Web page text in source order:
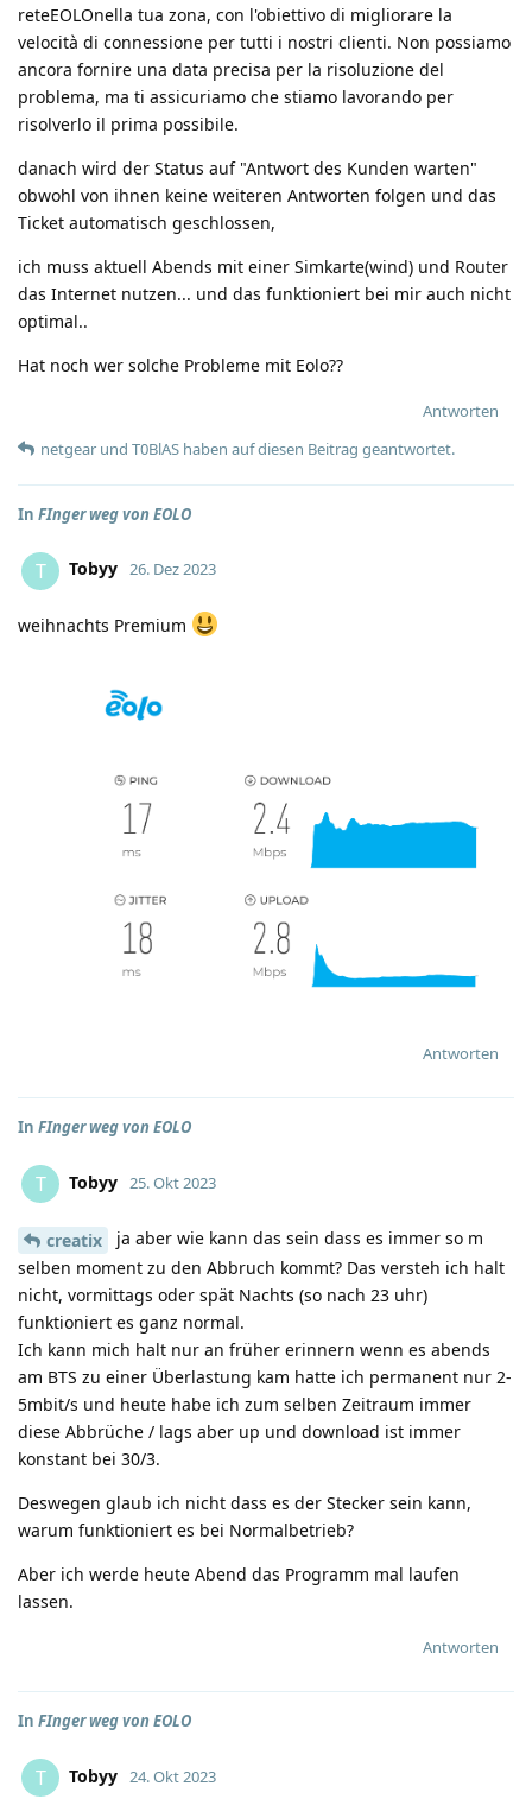
reteEOLOnella tua zona, con l'obiettivo di migliorare la
velocità di connessione per tutti i nostri clienti. Non possiamo
ancora fornire una data precisa per la risoluzione del
problema, ma ti assicuriamo che stiamo lavorando per
risolverlo il prima possibile.
danach wird der Status auf "Antwort des Kunden warten"
obwohl von ihnen keine weiteren Antworten folgen und das
Ticket automatisch geschlossen,
ich muss aktuell Abends mit einer Simkarte(wind) und Router
das Internet nutzen... und das funktioniert bei mir auch nicht
optimal..
Hat noch wer solche Probleme mit Eolo??
Antworten
netgear und T0BlAS haben auf diesen Beitrag geantwortet.
In FInger weg von EOLO
T Tobyy 26. Dez 2023
weihnachts Premium
Antworten
In FInger weg von EOLO
T Tobyy 25. Okt 2023
creatix
ja aber wie kann das sein dass es immer so m
selben moment zu den Abbruch kommt? Das versteh ich halt
nicht, vormittags oder spät Nachts (so nach 23 uhr)
funktioniert es ganz normal.
Ich kann mich halt nur an früher erinnern wenn es abends
am BTS zu einer Überlastung kam hatte ich permanent nur 2-
5mbit/s und heute habe ich zum selben Zeitraum immer
diese Abbrüche / lags aber up und download ist immer
konstant bei 30/3.
Deswegen glaub ich nicht dass es der Stecker sein kann,
warum funktioniert es bei Normalbetrieb?
Aber ich werde heute Abend das Programm mal laufen
lassen.
Antworten
In FInger weg von EOLO
T Tobyy 24. Okt 2023